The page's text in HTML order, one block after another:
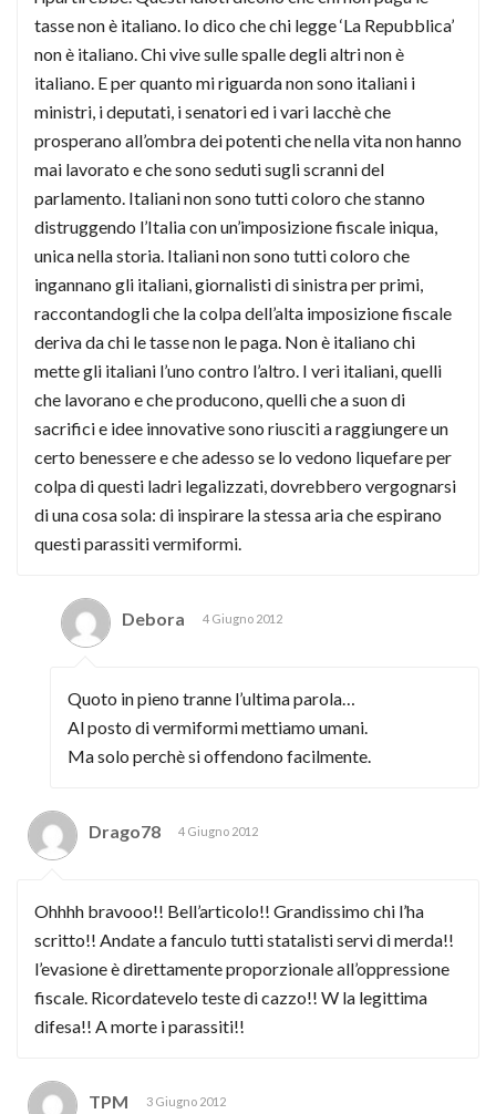
tasse non è italiano. Io dico che chi legge ‘La Repubblica’
non è italiano. Chi vive sulle spalle degli altri non è
italiano. E per quanto mi riguarda non sono italiani i
ministri, i deputati, i senatori ed i vari lacchè che
prosperano all’ombra dei potenti che nella vita non hanno
mai lavorato e che sono seduti sugli scranni del
parlamento. Italiani non sono tutti coloro che stanno
distruggendo l’Italia con un’imposizione fiscale iniqua,
unica nella storia. Italiani non sono tutti coloro che
ingannano gli italiani, giornalisti di sinistra per primi,
raccontandogli che la colpa dell’alta imposizione fiscale
deriva da chi le tasse non le paga. Non è italiano chi
mette gli italiani l’uno contro l’altro. I veri italiani, quelli
che lavorano e che producono, quelli che a suon di
sacrifici e idee innovative sono riusciti a raggiungere un
certo benessere e che adesso se lo vedono liquefare per
colpa di questi ladri legalizzati, dovrebbero vergognarsi
di una cosa sola: di inspirare la stessa aria che espirano
questi parassiti vermiformi.
Debora 4 Giugno 2012
Quoto in pieno tranne l’ultima parola…
Al posto di vermiformi mettiamo umani.
Ma solo perchè si offendono facilmente.
Drago78 4 Giugno 2012
Ohhhh bravooo!! Bell’articolo!! Grandissimo chi l’ha
scritto!! Andate a fanculo tutti statalisti servi di merda!!
l’evasione è direttamente proporzionale all’oppressione
fiscale. Ricordatevelo teste di cazzo!! W la legittima
difesa!! A morte i parassiti!!
TPM 3 Giugno 2012